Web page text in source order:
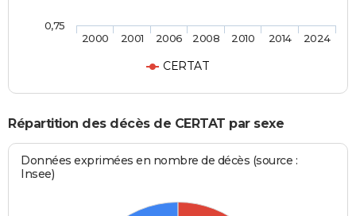
CERTAT
2000 2001 2006 2008 2010 2014 2024
0,75
Répartition des décès de CERTAT par sexe
Données exprimées en nombre de décès (source :
Insee)